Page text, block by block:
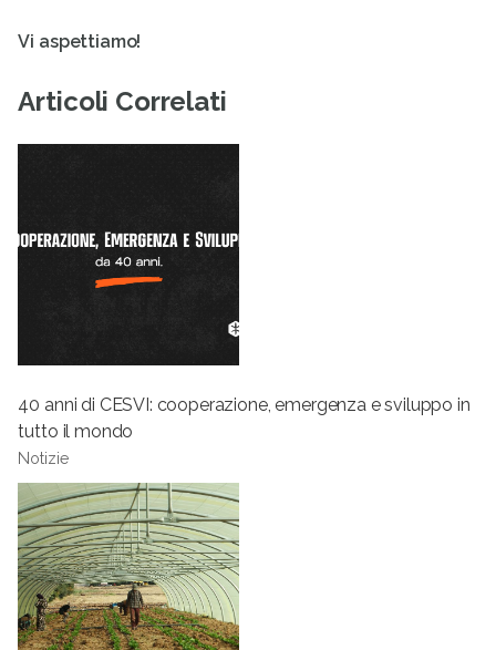
Vi aspettiamo!
Articoli Correlati
40 anni di CESVI: cooperazione, emergenza e sviluppo in
tutto il mondo
Notizie